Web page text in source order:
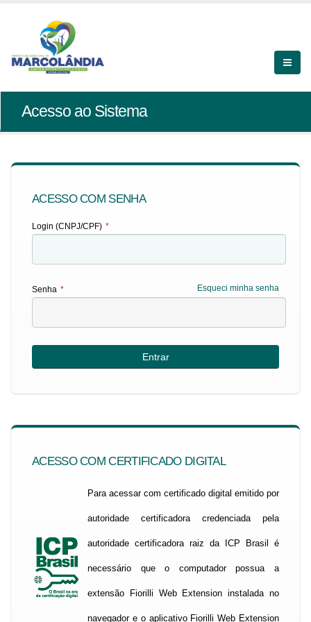
Acesso ao Sistema
ACESSO COM SENHA
Login (CNPJ/CPF) *
Esqueci minha senha
Senha *
ACESSO COM CERTIFICADO DIGITAL
Para acessar com certificado digital emitido por
autoridade certificadora credenciada pela
autoridade certificadora raiz da ICP Brasil é
necessário que o computador possua a
extensão Fiorilli Web Extension instalada no
navegador e o aplicativo Fiorilli Web Extension